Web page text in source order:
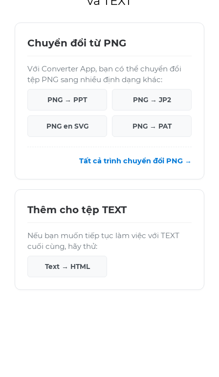
Chuyển đổi từ PNG
Với Converter App, bạn có thể chuyển đổi
tệp PNG sang nhiều định dạng khác:
PNG → PPT PNG → JP2
PNG en SVG PNG → PAT
Tất cả trình chuyển đổi PNG →
Thêm cho tệp TEXT
Nếu bạn muốn tiếp tục làm việc với TEXT
cuối cùng, hãy thử:
Text → HTML